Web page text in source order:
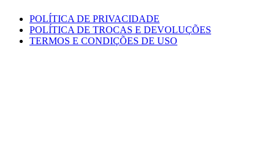
POLÍTICA DE PRIVACIDADE
POLÍTICA DE TROCAS E DEVOLUÇÕES
TERMOS E CONDIÇÕES DE USO